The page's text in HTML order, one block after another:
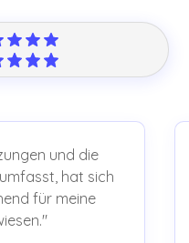
und die
hat sich
für meine